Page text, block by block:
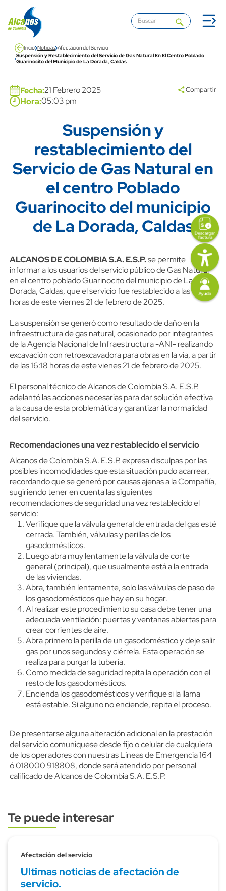
Pasar al contenido principal
Inicio Noticias Afectacion del Servicio
Suspensión y Restablecimiento del Servicio de Gas Natural En El Centro Poblado
Guarinocito del Municipio de La Dorada, Caldas
Fecha:21 Febrero 2025
Hora:05:03 pm
Compartir
Suspensión y
restablecimiento del
Servicio de Gas Natural en
el centro Poblado
Guarinocito del municipio
de La Dorada, Caldas
Content
Descripción
ALCANOS DE COLOMBIA S.A. E.S.P.se permite
informar a los usuarios del servicio público de Gas Natural
en el centro poblado Guarinocito del municipio de La
Dorada, Caldas, que el servicio fue restablecido a las 17:00
horas de este viernes 21 de febrero de 2025.
La suspensión se generó como resultado de daño en la
infraestructura de gas natural, ocasionado por integrantes
de la Agencia Nacional de Infraestructura -ANI- realizando
excavación con retroexcavadora para obras en la vía, a partir
de las 16:18 horas de este vienes 21 de febrero de 2025.
El personal técnico de Alcanos de Colombia S.A. E.S.P.
adelantó las acciones necesarias para dar solución efectiva
a la causa de esta problemática y garantizar la normalidad
del servicio.
Recomendaciones una vez restablecido el servicio
Alcanos de Colombia S.A. E.S.P. expresa disculpas por las
posibles incomodidades que esta situación pudo acarrear,
recordando que se generó por causas ajenas a la Compañía,
sugiriendo tener en cuenta las siguientes
recomendaciones de seguridad una vez restablecido el
servicio:
Verifique que la válvula general de entrada del gas esté
cerrada. También, válvulas y perillas de los
gasodomésticos.
Luego abra muy lentamente la válvula de corte
general (principal), que usualmente está a la entrada
de las viviendas.
Abra, también lentamente, solo las válvulas de paso de
los gasodomésticos que hay en su hogar.
Al realizar este procedimiento su casa debe tener una
adecuada ventilación: puertas y ventanas abiertas para
crear corrientes de aire.
Abra primero la perilla de un gasodoméstico y deje salir
gas por unos segundos y ciérrela. Esta operación se
realiza para purgar la tubería.
Como medida de seguridad repita la operación con el
resto de los gasodomésticos.
Encienda los gasodomésticos y verifique si la llama
está estable. Si alguno no enciende, repita el proceso.
De presentarse alguna alteración adicional en la prestación
del servicio comuníquese desde fijo o celular de cualquiera
de los operadores con nuestras Líneas de Emergencia 164
ó 018000 918808, donde será atendido por personal
calificado de Alcanos de Colombia S.A. E.S.P.
Subtitulo
Te puede interesar
Afectación del servicio
Ultimas noticias de afectación de
servicio.
icon
Imagen
link
Imagen
Imagen